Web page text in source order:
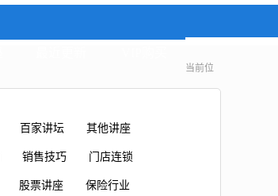
当前位
百家讲坛 其他讲座
销售技巧 门店连锁
股票讲座 保险行业